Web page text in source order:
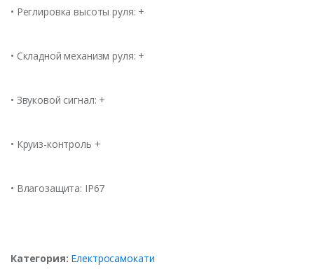
• Реглировка высоты руля: +
• Складной механизм руля: +
• Звуковой сигнал: +
• Круиз-контроль +
• Влагозащита: IP67
Категория: Електросамокати